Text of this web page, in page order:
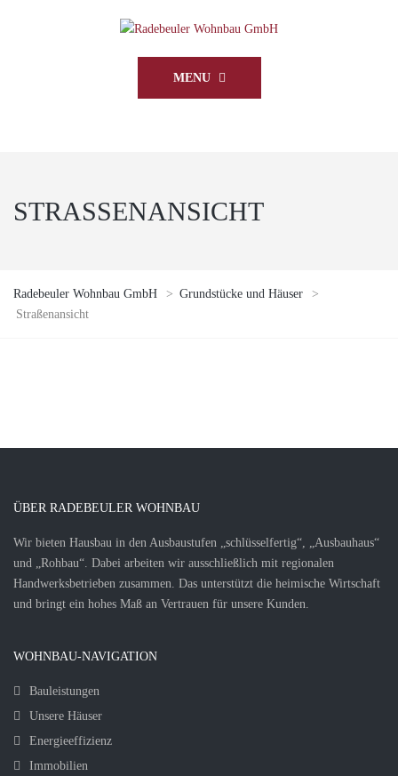
MENU
STRASSENANSICHT
Radebeuler Wohnbau GmbH > Grundstücke und Häuser
>
Straßenansicht
ÜBER RADEBEULER WOHNBAU
Wir bieten Hausbau in den Ausbaustufen „schlüsselfertig“, „Ausbauhaus“
und „Rohbau“. Dabei arbeiten wir ausschließlich mit regionalen
Handwerksbetrieben zusammen. Das unterstützt die heimische Wirtschaft
und bringt ein hohes Maß an Vertrauen für unsere Kunden.
WOHNBAU-NAVIGATION
Bauleistungen
Unsere Häuser
Energieeffizienz
Immobilien